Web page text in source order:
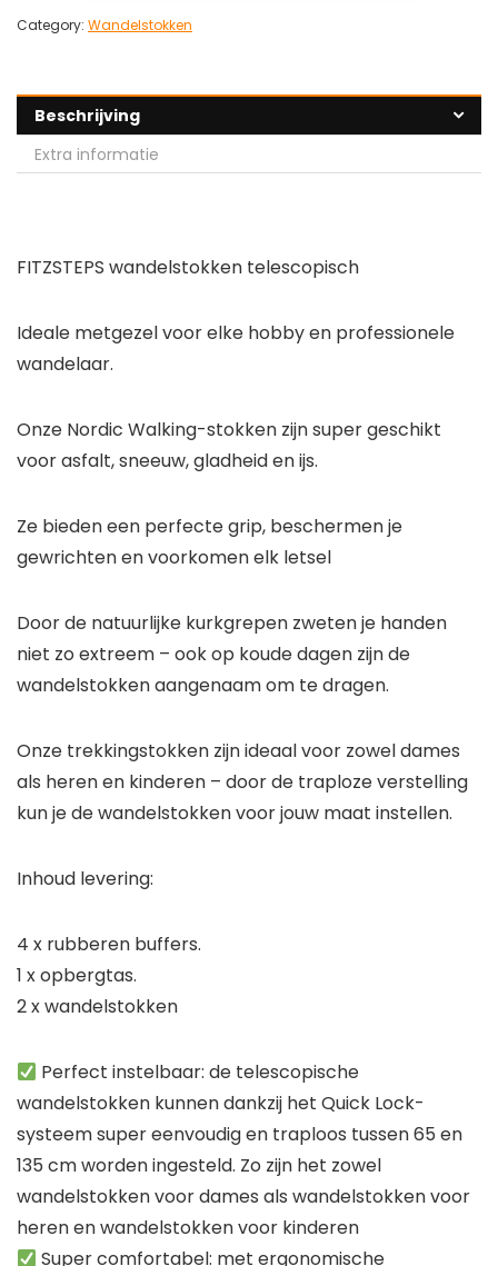
Category: Wandelstokken
Beschrijving
Extra informatie
FITZSTEPS wandelstokken telescopisch
Ideale metgezel voor elke hobby en professionele
wandelaar.
Onze Nordic Walking-stokken zijn super geschikt
voor asfalt, sneeuw, gladheid en ijs.
Ze bieden een perfecte grip, beschermen je
gewrichten en voorkomen elk letsel
Door de natuurlijke kurkgrepen zweten je handen
niet zo extreem – ook op koude dagen zijn de
wandelstokken aangenaam om te dragen.
Onze trekkingstokken zijn ideaal voor zowel dames
als heren en kinderen – door de traploze verstelling
kun je de wandelstokken voor jouw maat instellen.
Inhoud levering:
4 x rubberen buffers.
1 x opbergtas.
2 x wandelstokken
Perfect instelbaar: de telescopische
wandelstokken kunnen dankzij het Quick Lock-
systeem super eenvoudig en traploos tussen 65 en
135 cm worden ingesteld. Zo zijn het zowel
wandelstokken voor dames als wandelstokken voor
heren en wandelstokken voor kinderen
Super comfortabel: met ergonomische